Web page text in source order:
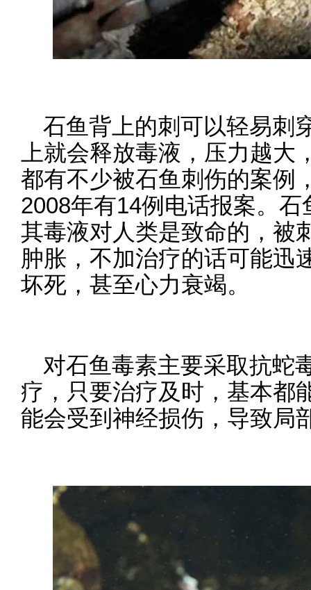
石鱼背上的刺可以轻易刺
上就会释放毒液，压力越
都有不少被石鱼刺伤的案例
2008年有14例电话报案。
其毒液对人类是致命的，被
肿胀，不加治疗的话可能迅
坏死，甚至心力衰竭。
对石鱼毒素主要采取抗蛇
疗，只要治疗及时，基本都
能会受到神经损伤，导致局